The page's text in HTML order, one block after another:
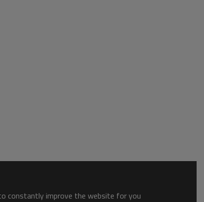
constantly improve the website for you.